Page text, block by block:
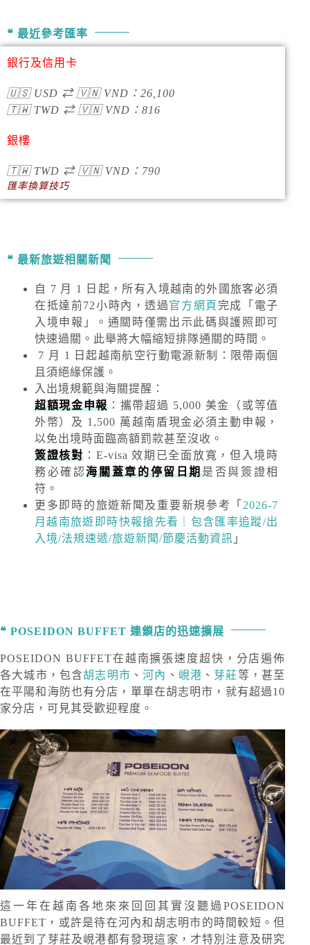
最近參考匯率
銀行及信用卡
🇺🇸USD ⇄ 🇻🇳VND ： 26,100
🇹🇼TWD ⇄ 🇻🇳VND ： 816
銀樓
🇹🇼TWD ⇄ 🇻🇳VND ：790
匯率換算技巧
最新旅遊相關新聞
自 7 月 1 日起，所有入境越南的外國旅客必須
在抵達前72小時內，透過官方網頁 完成「電子
入境申報」。通關時僅需出示此碼與護照即可
快速過關。此舉將大幅縮短排隊通關的時間。
7 月 1 日起越南航空行動電源新制：限帶兩個
且須絕緣保護。
入出境規範與海關提醒 ：
超額現金申報 ：攜帶超過 5,000 美金
（或等值
外幣）及 1,500 萬越南盾現金必須主動申報，
以免出境時面臨高額罰款甚至沒收。
簽證核對：E-visa 效期已全面放寬，但入境時
務必確認海關蓋章的停留日期是否與簽證相
符。
更多即時的旅遊新聞及重要新規參考「 2026-7
月越南旅遊即時快報搶先看｜包含匯率追蹤/出
入境/法規速遞/旅遊新聞/節慶活動資訊 」
POSEIDON BUFFET 連鎖店的迅速擴展
POSEIDON BUFFET在越南擴張速度超快，分店遍佈
各大城市，包含胡志明市 、河內 、 峴港 、芽莊等，甚至
在平陽和海防也有分店，單單在胡志明市，就有超過10
家分店，可見其受歡迎程度。
這一年在越南各地來來回回其實沒聽過POSEIDON
BUFFET，或許是待在河內和胡志明市的時間較短。但
最近到了芽莊及峴港都有發現這家，才特別注意及研究